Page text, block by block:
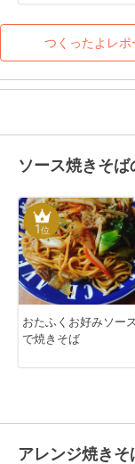
つくったよレポ
ソース焼きそ
1位
おたふくお好みソース
で焼きそば
アレンジ焼き